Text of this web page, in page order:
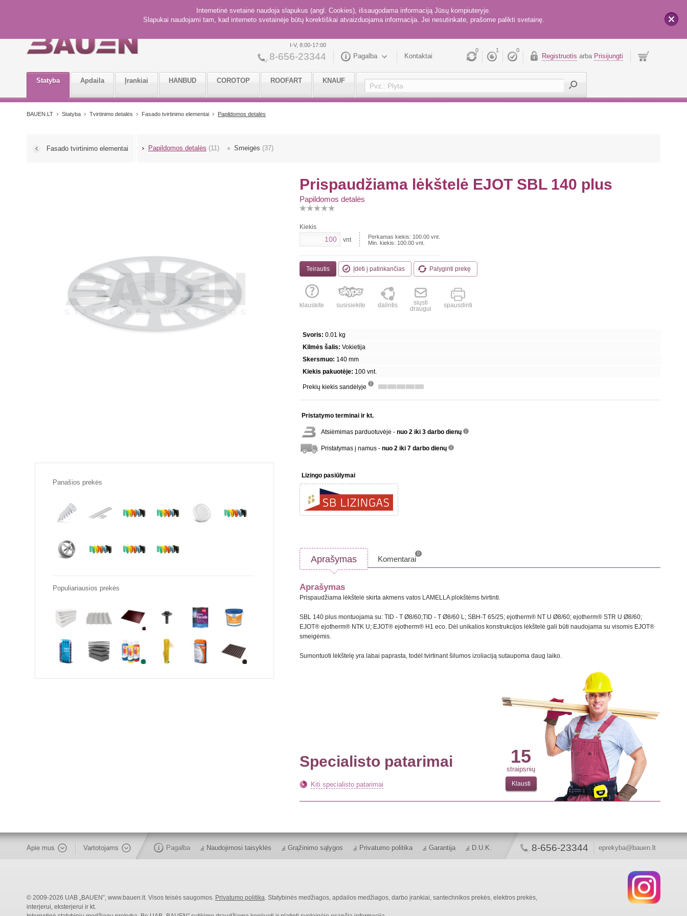
Internetinė svetainė naudoja slapukus (angl. Cookies), išsaugodama informaciją Jūsų kompiuteryje.
Slapukai naudojami tam, kad interneto svetainėje būtų korektiškai atvaizduojama informacija. Jei nesutinkate, prašome palikti svetainę.
0 1 0
Registruotis arba Prisijungti
I-V, 8:00-17:00
8-656-23344 Pagalba Kontaktai
Statyba Apdaila Įrankiai HANBUD COROTOP ROOFART KNAUF
BAUEN.LT Statyba Tvirtinimo detalės Fasado tvirtinimo elementai Papildomos detalės
Fasado tvirtinimo elementai Papildomos detalės (11) Smeigės (37)
Prispaudžiama lėkštelė EJOT SBL 140 plus
Papildomos detalės
Kiekis
vnt
Perkamas kiekis: 100.00 vnt.
Min. kiekis: 100.00 vnt.
Teirautis Įdėti į patinkančias Palyginti prekę
klauskite susisiekite dalintis
siųsti
draugui
spausdinti
Svoris: 0.01 kg
Kilmės šalis: Vokietija
Skersmuo: 140 mm
Kiekis pakuotėje: 100 vnt.
Prekių kiekis sandėlyje
Pristatymo terminai ir kt.
Atsiėmimas parduotuvėje - nuo 2 iki 3 darbo dienų
Pristatymas į namus - nuo 2 iki 7 darbo dienų
Lizingo pasiūlymai
Aprašymas Komentarai
0
Aprašymas
Prispaudžiama lėkštelė skirta akmens vatos LAMELLA plokštėms tvirtinti.
SBL 140 plus montuojama su: TID - T Ø8/60;TID - T Ø8/60 L; SBH-T 65/25; ejotherm® NT U Ø8/60; ejotherm® STR U Ø8/60;
EJOT® ejotherm® NTK U; EJOT® ejotherm® H1 eco. Dėl unikalios konstrukcijos lėkštelė gali būti naudojama su visomis EJOT®
smeigėmis.
Sumontuoti lėkštelę yra labai paprasta, todėl tvirtinant šilumos izoliaciją sutaupoma daug laiko.
Specialisto patarimai
Kiti specialisto patarimai
15
straipsnių
Klausti
Panašios prekės
Populiariausios prekės
Apie mus Vartotojams Pagalba Naudojimosi taisyklės Grąžinimo sąlygos Privatumo politika Garantija D.U.K. 8-656-23344 eprekyba@bauen.lt
© 2009-2026 UAB „BAUEN”, www.bauen.lt. Visos teisės saugomos. Privatumo politika. Statybinės medžiagos, apdailos medžiagos, darbo įrankiai, santechnikos prekės, elektros prekės,
interjerui, eksterjerui ir kt.